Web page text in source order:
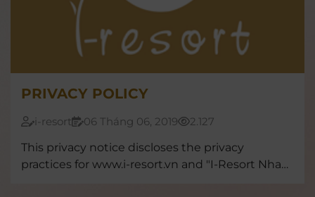
PRIVACY POLICY
i-resort 06 Tháng 06, 2019
2.127
This privacy notice discloses the privacy
practices for www.i-resort.vn and "I-Resort Nha